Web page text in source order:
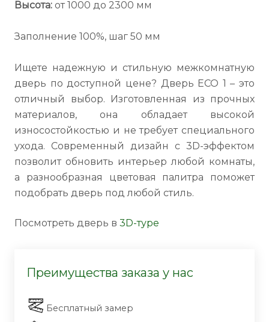
Высота: от 1000 до 2300 мм
Заполнение 100%, шаг 50 мм
Ищете надежную и стильную межкомнатную
дверь по доступной цене? Дверь ECO 1 – это
отличный выбор. Изготовленная из прочных
материалов, она обладает высокой
износостойкостью и не требует специального
ухода. Современный дизайн с 3D-эффектом
позволит обновить интерьер любой комнаты,
а разнообразная цветовая палитра поможет
подобрать дверь под любой стиль.
Посмотреть дверь в 3D-туре
Преимущества заказа у нас
Бесплатный замер